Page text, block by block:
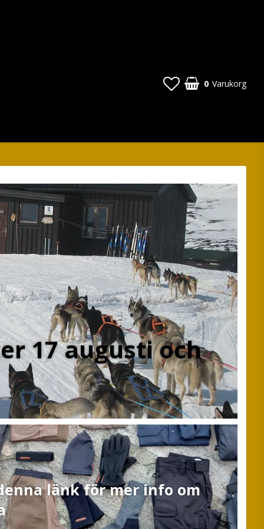
0 Varukorg
17 augusti och
länk för mer info om